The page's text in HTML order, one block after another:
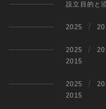
設立目的と
2025
2025
2015
2025
2015